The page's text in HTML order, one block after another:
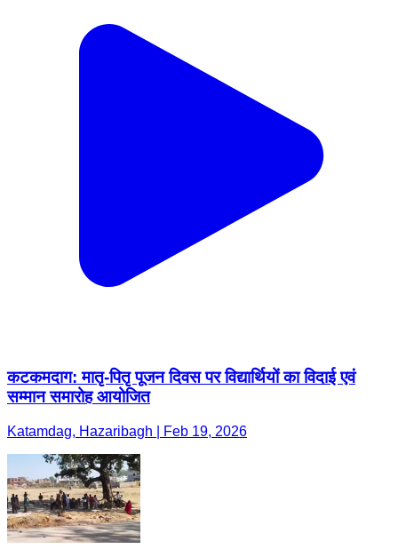
कटकमदाग: मातृ-पितृ पूजन दिवस पर विद्यार्थियों का विदाई एवं
सम्मान समारोह आयोजित
Katamdag, Hazaribagh | Feb 19, 2026